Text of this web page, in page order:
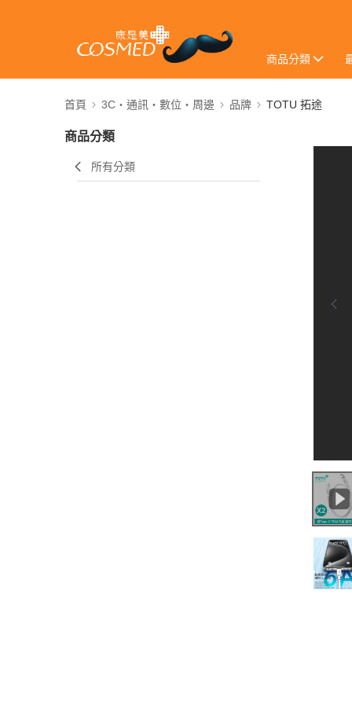
商品分類
首頁 3C・通訊・數位・周邊 品牌 TOTU 拓途
商品分類
所有分類